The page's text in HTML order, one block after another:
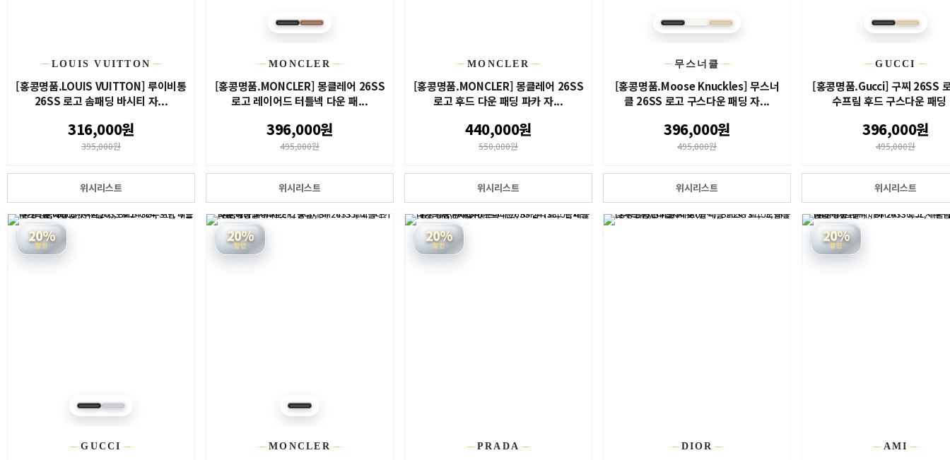
LOUIS VUITTON
[홍콩명품.LOUIS VUITTON] 루이비통
26SS 로고 솜패딩 바시티 자...
316,000원
395,000원
위시리스트
MONCLER
[홍콩명품.MONCLER] 몽클레어 26SS
로고 레이어드 터틀넥 다운 패...
396,000원
495,000원
위시리스트
MONCLER
[홍콩명품.MONCLER] 몽클레어 26SS
로고 후드 다운 패딩 파카 자...
440,000원
550,000원
위시리스트
무스너클
[홍콩명품.Moose Knuckles] 무스너
클 26SS 로고 구스다운 패딩 자...
396,000원
495,000원
위시리스트
GUCCI
[홍콩명품.Gucci] 구찌 26SS
수프림 후드 구스다운 패
396,000원
495,000원
위시리스트
20%
할인
GUCCI
20%
할인
MONCLER
20%
할인
PRADA DIOR
20%
할인
AMI